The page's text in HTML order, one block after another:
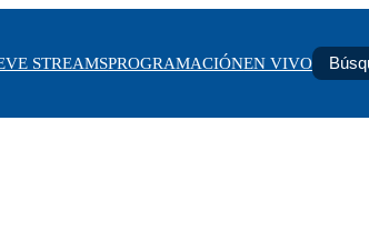
STREAMSPROGRAMACIÓNEN VIVO